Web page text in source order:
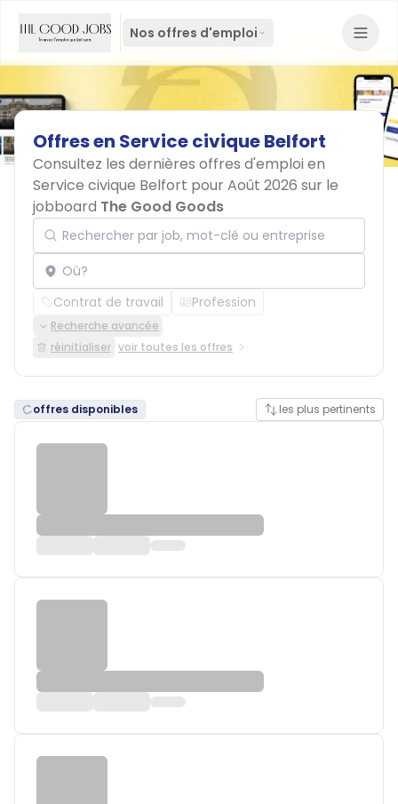
Nos offres d'emploi
Offresen ServiceciviqueBelfort
Consultez les dernières offres d'emploi en
Service civique Belfort pour Août 2026 sur le
jobboard The Good Goods
Rechercher par job, mot-clé ou entreprise
Localisation
Contrat de travail Profession
Recherche avancée
réinitialiser voir toutes les offres
offres disponibles les plus pertinents